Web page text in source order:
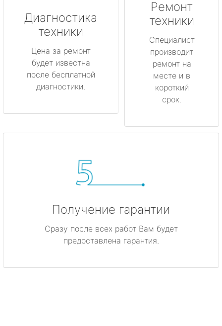
Диагностика
техники
Цена за ремонт
будет известна
после бесплатной
диагностики.
Ремонт
техники
Специалист
производит
ремонт на
месте и в
короткий
срок.
Получение гарантии
Сразу после всех работ Вам будет
предоставлена гарантия.